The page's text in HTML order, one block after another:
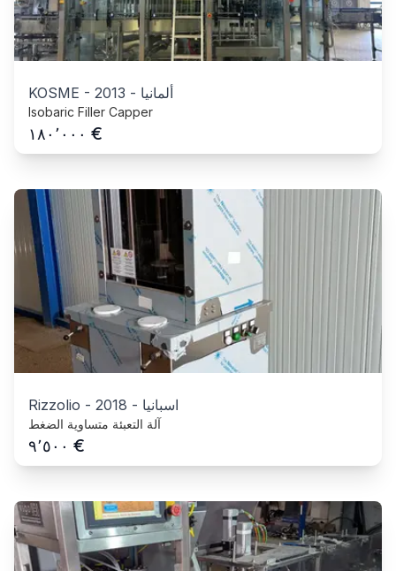
KOSME - 2013 - ألمانيا
Isobaric Filler Capper
١٨٠٬٠٠٠ €
Rizzolio - 2018 - اسبانيا
آلة التعبئة متساوية الضغط
٩٬٥٠٠ €